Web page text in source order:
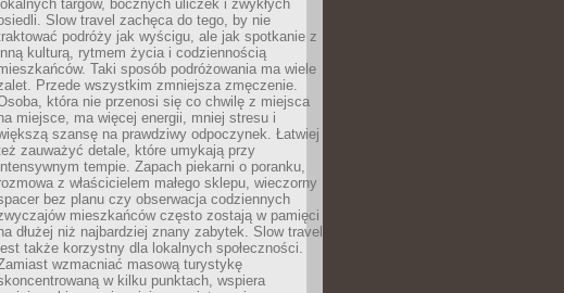
lokalnych targów, bocznych uliczek i zwykłych
Slow travel zachęca do tego, by nie
podróży jak wyścigu, ale jak spotkanie z
kulturą, rytmem życia i codziennością
Taki sposób podróżowania ma wiele
Przede wszystkim zmniejsza zmęczenie.
która nie przenosi się co chwilę z miejsca
miejsce, ma więcej energii, mniej stresu i
szansę na prawdziwy odpoczynek. Łatwiej
zauważyć detale, które umykają przy
tempie. Zapach piekarni o poranku,
z właścicielem małego sklepu, wieczorny
bez planu czy obserwacja codziennych
mieszkańców często zostają w pamięci
dłużej niż najbardziej znany zabytek. Slow travel
także korzystny dla lokalnych społeczności.
wzmacniać masową turystykę
w kilku punktach, wspiera